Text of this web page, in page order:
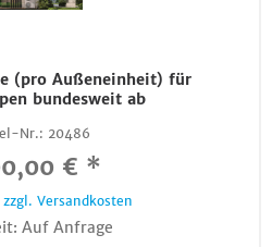
(pro Außeneinheit) für
bundesweit ab
Nr.: 20486
€ *
zzgl. Versandkosten
Auf Anfrage